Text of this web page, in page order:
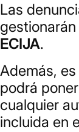
Las
ECIJA.
Además,
podrá
cualquier
incluida en